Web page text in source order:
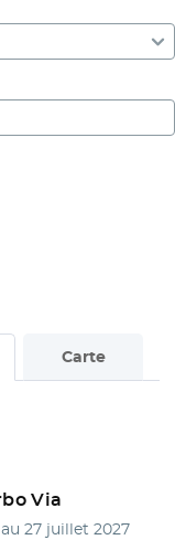
Carte
Via
27 juillet 2027